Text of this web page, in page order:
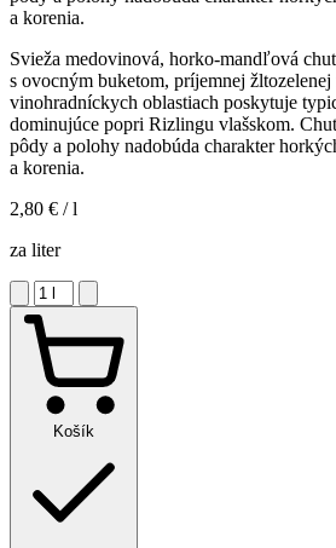
a korenia.
Svieža medovinová, horko-mandľová
s ovocným buketom, príjemnej
vinohradníckych oblastiach poskytuje
dominujúce popri Rizlingu vlašskom.
pôdy a polohy nadobúda charakter
a korenia.
2,80 € / l
za liter
Košík